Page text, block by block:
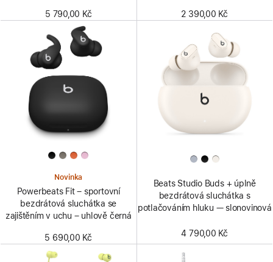
5 790,00 Kč 2 390,00 Kč
Novinka
Powerbeats Fit – sportovní
bezdrátová sluchátka se
zajištěním v uchu – uhlově černá
5 690,00 Kč
Beats Studio Buds + úplně
bezdrátová sluchátka s
potlačováním hluku — slonovinová
4 790,00 Kč